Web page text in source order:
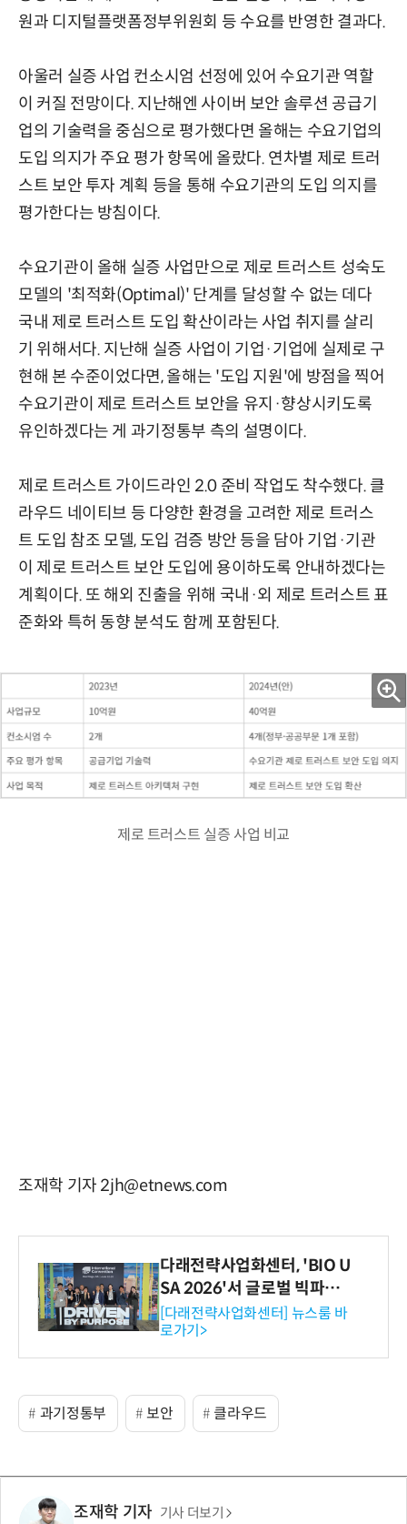
원과 디지털플랫폼정부위원회 등 수요를 반영한 결과다.
아울러 실증 사업 컨소시엄 선정에 있어 수요기관 역할
이 커질 전망이다. 지난해엔 사이버 보안 솔루션 공급기
업의 기술력을 중심으로 평가했다면 올해는 수요기업의
도입 의지가 주요 평가 항목에 올랐다. 연차별 제로 트러
스트 보안 투자 계획 등을 통해 수요기관의 도입 의지를
평가한다는 방침이다.
수요기관이 올해 실증 사업만으로 제로 트러스트 성숙도
모델의 '최적화(Optimal)' 단계를 달성할 수 없는 데다
국내 제로 트러스트 도입 확산이라는 사업 취지를 살리
기 위해서다. 지난해 실증 사업이 기업·기업에 실제로 구
현해 본 수준이었다면, 올해는 '도입 지원'에 방점을 찍어
수요기관이 제로 트러스트 보안을 유지·향상시키도록
유인하겠다는 게 과기정통부 측의 설명이다.
제로 트러스트 가이드라인 2.0 준비 작업도 착수했다. 클
라우드 네이티브 등 다양한 환경을 고려한 제로 트러스
트 도입 참조 모델, 도입 검증 방안 등을 담아 기업·기관
이 제로 트러스트 보안 도입에 용이하도록 안내하겠다는
계획이다. 또 해외 진출을 위해 국내·외 제로 트러스트 표
준화와 특허 동향 분석도 함께 포함된다.
제로 트러스트 실증 사업 비교
조재학 기자 2jh@etnews.com
다래전략사업화센터, 'BIO U
SA 2026'서 글로벌 빅파마
와의 비즈니스 미팅 지원…K
-바이오 해외 진출 교두보 확
보
[다래전략사업화센터] 뉴스룸 바
로가기>
과기정통부 보안 클라우드
조재학 기자 기사 더보기